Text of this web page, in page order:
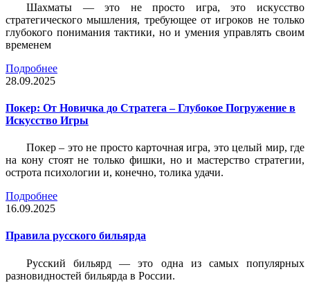
Шахматы — это не просто игра, это искусство
стратегического мышления, требующее от игроков не только
глубокого понимания тактики, но и умения управлять своим
временем
Подробнее
28.09.2025
Покер: От Новичка до Стратега – Глубокое Погружение в
Искусство Игры
Покер – это не просто карточная игра, это целый мир, где
на кону стоят не только фишки, но и мастерство стратегии,
острота психологии и, конечно, толика удачи.
Подробнее
16.09.2025
Правила русского бильярда
Русский бильярд — это одна из самых популярных
разновидностей бильярда в России.